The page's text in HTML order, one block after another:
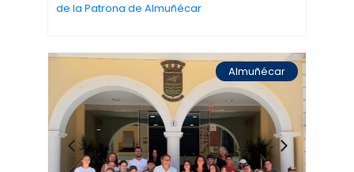
de la Patrona de Almuñécar
Almuñécar